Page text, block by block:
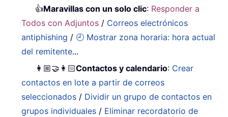
👍Maravillas con un solo clic: Responder a
Todos con Adjuntos / Correos electrónicos
antiphishing / 🕘 Mostrar zona horaria: hora actual
del remitente...
👩🏼‍🤝‍👩🏻Contactos y calendario: Crear
contactos en lote a partir de correos
seleccionados / Dividir un grupo de contactos en
grupos individuales / Eliminar recordatorio de